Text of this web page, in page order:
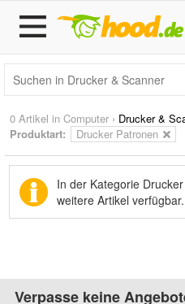
0 Artikel in Computer › Drucker &
Produktart:
Drucker Patronen
In der Kategorie
weitere Artikel verfügbar.
Verpasse keine